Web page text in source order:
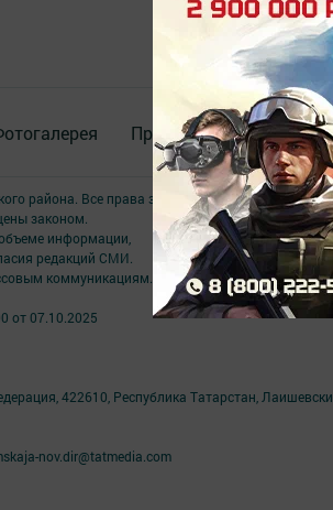
Происшествия
района. Все права защищены.
законом.
информации,
редакций СМИ.
коммуникациям.
от 07.10.2025
422610, Республика Татарстан,
nov.dir@tatmedia.com